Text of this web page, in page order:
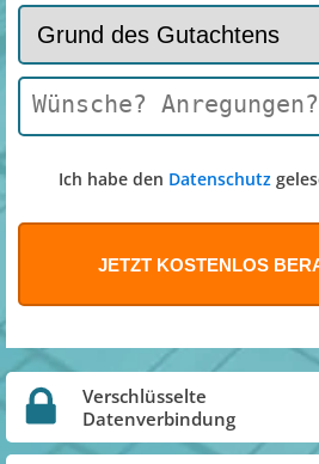
Ich habe den Datenschutz
Verschlüsselte
Datenverbindung